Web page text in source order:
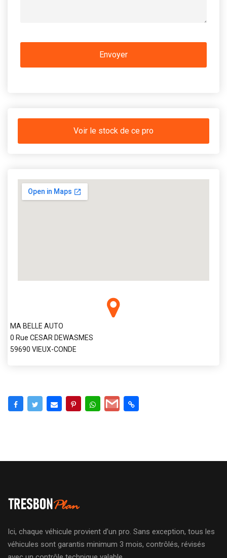
Voir le stock de ce pro
MA BELLE AUTO
0 Rue CESAR DEWASMES
59690 VIEUX-CONDE
Ici, chaque véhicule provient d’un pro. Sans exception, tous les
véhicules sont garantis minimum 3 mois, contrôlés, révisés